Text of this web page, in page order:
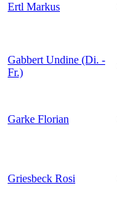
Ertl Markus
Gabbert Undine (Di. -
Fr.)
Garke Florian
Griesbeck Rosi